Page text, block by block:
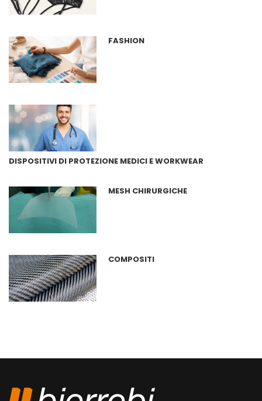
FASHION
DISPOSITIVI DI PROTEZIONE MEDICI E WORKWEAR
MESH CHIRURGICHE
COMPOSITI